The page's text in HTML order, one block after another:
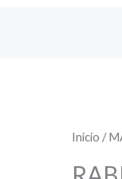
Inicio /
RABBIT